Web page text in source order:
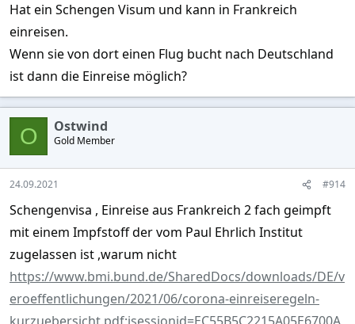
Hat ein Schengen Visum und kann in Frankreich
einreisen.
Wenn sie von dort einen Flug bucht nach Deutschland
ist dann die Einreise möglich?
O Ostwind
Gold Member
24.09.2021 #914
Schengenvisa , Einreise aus Frankreich 2 fach geimpft
mit einem Impfstoff der vom Paul Ehrlich Institut
zugelassen ist ,warum nicht
https://www.bmi.bund.de/SharedDocs/downloads/DE/v
eroeffentlichungen/2021/06/corona-einreiseregeln-